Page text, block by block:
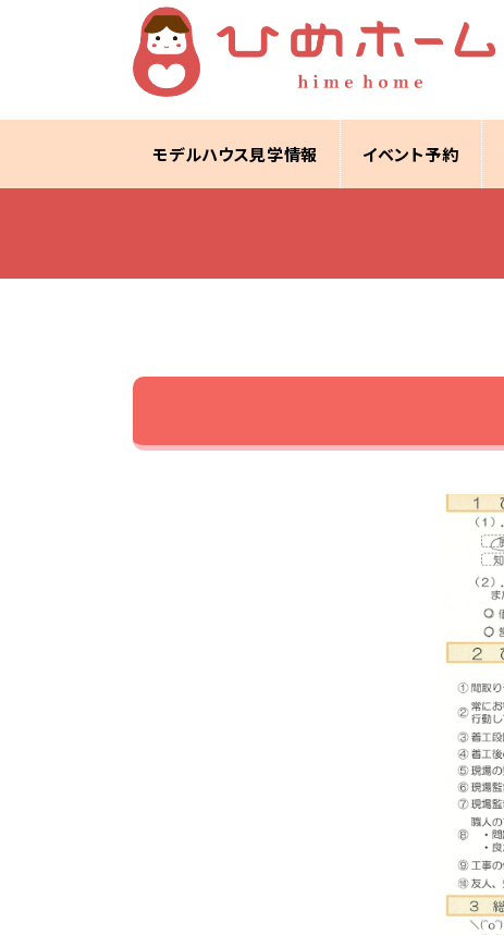
モデルハウス見学情報 イベント予約